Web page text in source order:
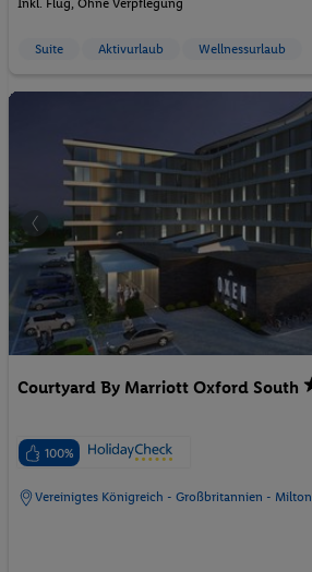
Inkl. Flug, Ohne Verpflegung
Suite Aktivurlaub Wellnessurlaub
Courtyard By Marriott Oxford South
100%
Vereinigtes Königreich - Großbritannien - Milton